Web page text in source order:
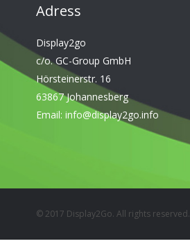
Adress
Display2go
c/o. GC-Group GmbH
Hörsteinerstr. 16
63867 Johannesberg
Email: info@display2go.info
© 2017 Display2Go. All rights reserved.